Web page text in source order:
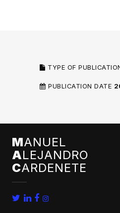
TYPE OF
PUBLICATION DATE
MANUEL
ALEJANDRO
CARDENETE